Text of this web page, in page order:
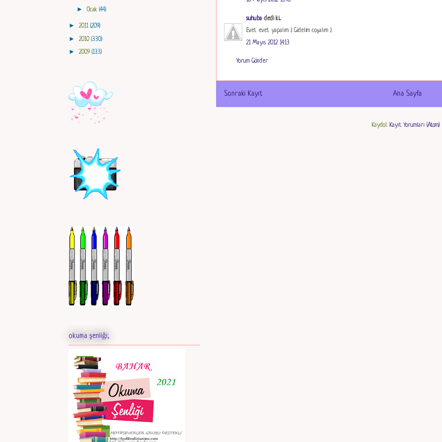
suhuba dedi ki...
Evet evet yapalım :) Gidelim coşalım :)
21 Mayıs 2012 14:13
Yorum Gönder
Sonraki Kayıt Ana Sayfa
Kaydol: Kayıt Yorumları (Atom)
► Ocak (44)
► 2011 (209)
► 2010 (330)
► 2009 (133)
okuma şenliği;